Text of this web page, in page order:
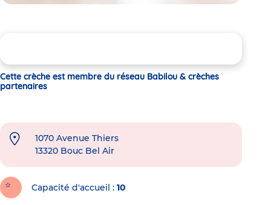
Cette crèche est membre du réseau Babilou & crèches
partenaires
1070 Avenue Thiers
13320 Bouc Bel Air
Capacité d'accueil 10